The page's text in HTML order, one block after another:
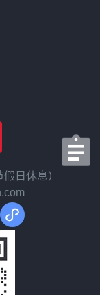
日休息）